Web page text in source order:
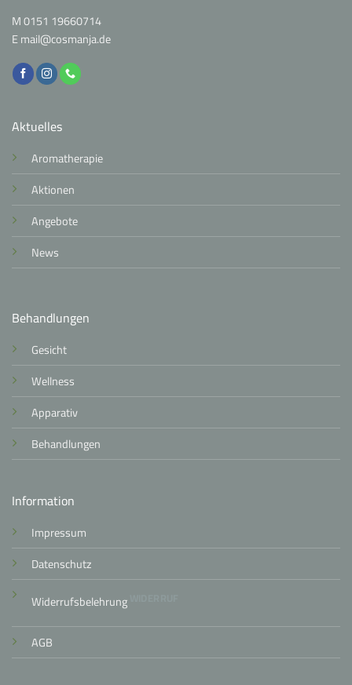
M0151 19660714
Email@cosmanja.de
Behandlungen
Gesicht
Wellness
Apparativ
Behandlungen
Information
Impressum
Datenschutz
Widerrufsbelehrung
AGB
Aktuelles
Aromatherapie
Aktionen
Angebote
News